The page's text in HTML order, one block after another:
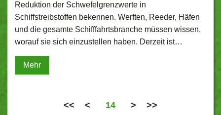
Reduktion der Schwefelgrenzwerte in
Schiffstreibstoffen bekennen. Werften, Reeder, Häfen
und die gesamte Schifffahrtsbranche müssen wissen,
worauf sie sich einzustellen haben. Derzeit ist…
Mehr
<< < 14 > >>